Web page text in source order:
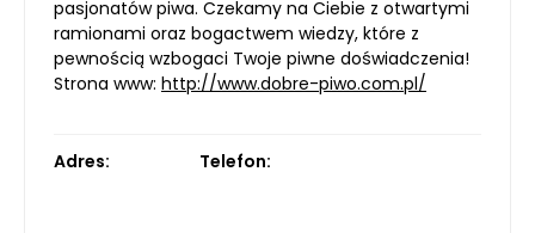
pasjonatów piwa. Czekamy na Ciebie z otwartymi
ramionami oraz bogactwem wiedzy, które z
pewnością wzbogaci Twoje piwne doświadczenia!
Strona www: http://www.dobre-piwo.com.pl/
Adres: Telefon: